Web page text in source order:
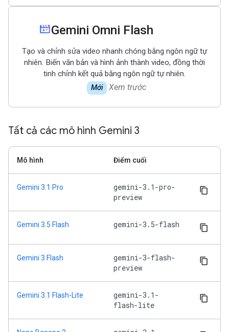
movie_filterGemini Omni Flash
Tạo và chỉnh sửa video nhanh chóng bằng ngôn ngữ tự
nhiên. Biến văn bản và hình ảnh thành video, đồng thời
tinh chỉnh kết quả bằng ngôn ngữ tự nhiên.
Mới Xem trước
Tất cả các mô hình Gemini 3
Mô hình Điểm cuối
Gemini 3.1 Pro
gemini-3.1-pro-
preview
Gemini 3.5 Flash gemini-3.5-flash
Gemini 3 Flash
gemini-3-flash-
preview
Gemini 3.1 Flash-Lite
gemini-3.1-
flash-lite